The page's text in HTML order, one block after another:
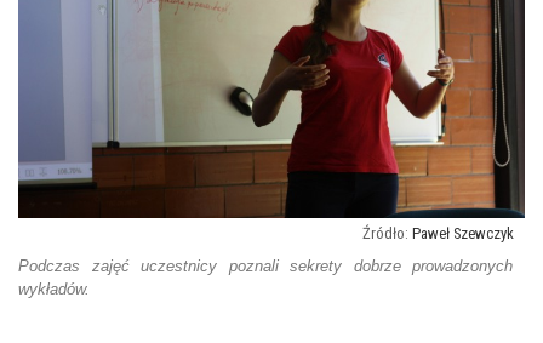
Paweł Szewczyk
Podczas zajęć uczestnicy poznali sekrety dobrze prowadzonych
wykładów.